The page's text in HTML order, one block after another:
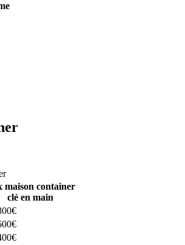
maison container
clé en main